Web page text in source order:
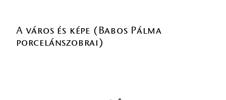
A város és képe (Babos Pálma
porcelánszobrai)